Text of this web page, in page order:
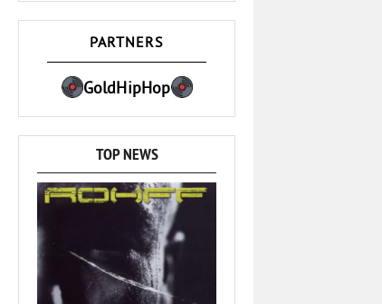
PARTNERS
GoldHipHop
TOP NEWS